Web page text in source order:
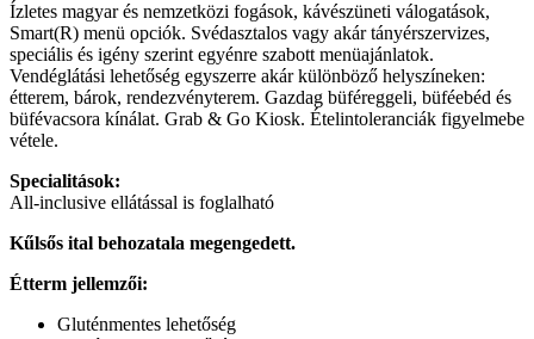
Ízletes magyar és nemzetközi fogások, kávészüneti válogatások,
Smart(R) menü opciók. Svédasztalos vagy akár tányérszervizes,
speciális és igény szerint egyénre szabott menüajánlatok.
Vendéglátási lehetőség egyszerre akár különböző helyszíneken:
étterem, bárok, rendezvényterem. Gazdag büféreggeli, büféebéd és
büfévacsora kínálat. Grab & Go Kiosk. Ételintoleranciák figyelmebe
vétele.
Specialitások:
All-inclusive ellátással is foglalható
Kűlsős ital behozatala megengedett.
Étterm jellemzői:
Gluténmentes lehetőség